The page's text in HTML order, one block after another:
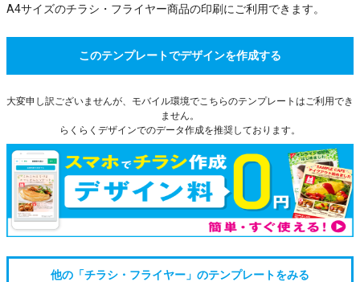
A4サイズのチラシ・フライヤー商品の印刷にご利用できます。
このテンプレートでデザインを作成する
大変申し訳ございませんが、モバイル環境でこちらのテンプレートはご利用でき
ません。
らくらくデザインでのデータ作成を推奨しております。
他の「チラシ・フライヤー」のテンプレートをみる